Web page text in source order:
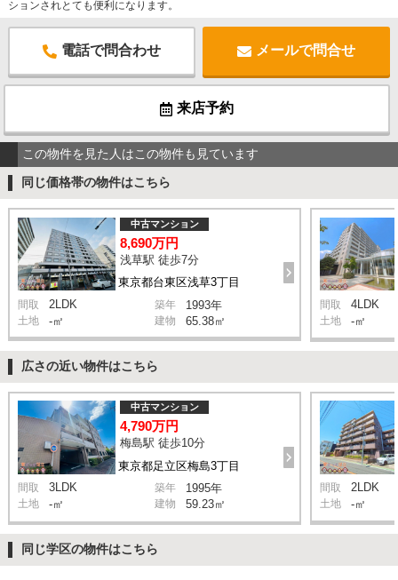
ションされとても便利になります。
電話で問合わせ メールで問合せ
来店予約
この物件を見た人はこの物件も見ています
同じ価格帯の物件はこちら
東京都台東区浅草3丁目
中古マンション
8,690万円
浅草駅 徒歩7分
間取 2LDK 築年 1993年
土地 -㎡ 建物 65.38㎡
間取 4LDK
土地 -㎡
広さの近い物件はこちら
東京都足立区梅島3丁目
中古マンション
4,790万円
梅島駅 徒歩10分
間取 3LDK 築年 1995年
土地 -㎡ 建物 59.23㎡
間取 2LDK
土地 -㎡
同じ学区の物件はこちら